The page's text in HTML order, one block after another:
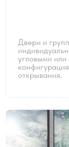
Выезд на
Специалист
и делает
нюансы
Точное
Готовим
после
пожелания